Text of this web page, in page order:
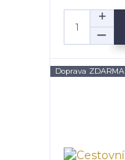
Doprava ZDARMA